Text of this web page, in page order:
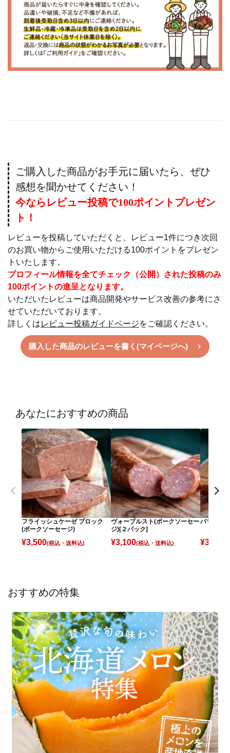
ご購入した商品がお手元に届いたら、ぜひ
感想を聞かせてください！
今ならレビュー投稿で100ポイントプレゼン
ト！
レビューを投稿していただくと、レビュー1件につき次回
のお買い物からご使用いただける100ポイントをプレゼン
トいたします。
プロフィール情報を全てチェック（公開）された投稿のみ
100ポイントの進呈となります。
いただいたレビューは商品開発やサービス改善の参考にさ
せていただいております。
詳しくはレビュー投稿ガイドページをご確認ください。
購入した商品のレビューを書く(マイページへ)
あなたにおすすめの商品
フライッシュケーゼ ブロック
(ポークソーセージ)
¥3,500(税込)
ヴォーブルスト(ポークソーセー
ジ)[２パック]
¥3,100(税込)
バラベー
¥3,700
おすすめの特集